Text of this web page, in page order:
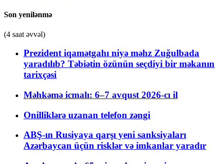
Son yenilənmə
(4 saat əvvəl)
Prezident iqamətgahı niyə məhz Zuğulbada
yaradılıb? Təbiətin özünün seçdiyi bir məkanın
tarixçəsi
Məhkəmə icmalı: 6–7 avqust 2026-cı il
Onilliklərə uzanan telefon zəngi
ABŞ-ın Rusiyaya qarşı yeni sanksiyaları
Azərbaycan üçün risklər və imkanlar yaradır